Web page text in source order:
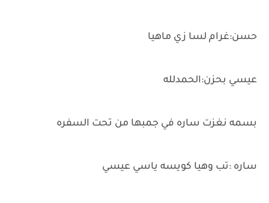
حسن:غرام لسا زي ماهيا
عيسي بحزن:الحمدلله
بسمه نغزت ساره في جمبها من تحت السفره
ساره :تب وهيا كويسه ياسي عيسي